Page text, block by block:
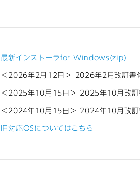
最新インストーラfor Windows(zip)
＜2026年2月12日＞ 2026年2月改訂書
＜2025年10月15日＞ 2025年10月改訂
＜2024年10月15日＞ 2024年10月改訂
旧対応OSについてはこちら